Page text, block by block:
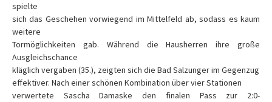
spielte
sich das Geschehen vorwiegend im Mittelfeld ab, sodass es kaum
weitere
Tormöglichkeiten gab. Während die Hausherren ihre große
Ausgleichschance
kläglich vergaben (35.), zeigten sich die Bad Salzunger im Gegenzug
effektiver. Nach einer schönen Kombination über vier Stationen
verwertete Sascha Damaske den finalen Pass zur 2:0-